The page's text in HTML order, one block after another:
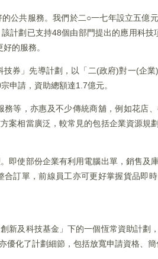
公共服務。我們於二○一七年設立五億
計劃已支持48個由部門提出的應用科
的服務。
券」先導計劃，以「二(政府)對一(企
申請，資助總額達1.7億元。
等，亦惠及不少傳統商舖，例如花店
案相當廣泛，較常見的包括企業資源規
即使部份企業有利用電腦出單，銷售及
訂單，前線員工亦可更好掌握貨品即
新及科技基金」下的一個恆常資助計劃
化了計劃細節，包括放寬申請資格、簡